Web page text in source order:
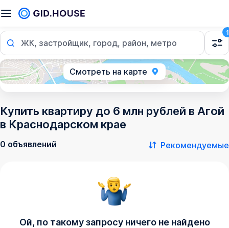
ЖК, застройщик, город, район, метро
1
Смотреть на карте
Купить квартиру до 6 млн рублей в Агой
в Краснодарском крае
0 объявлений Рекомендуемые
Ой, по такому запросу ничего не найдено